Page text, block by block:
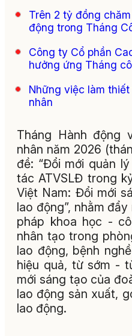
Trên 2 tỷ đồng
động trong Tháng
Công ty Cổ phần
hưởng ứng Tháng
Những việc làm
nhân
Tháng Hành động
nhân năm 2026
đề: “Đổi mới quản
tác ATVSLĐ trong
Việt Nam: Đổi mới
lao động”, nhằm
pháp khoa học -
nhân tạo trong
lao động, bệnh
hiệu quả, từ sớm -
mới sáng tạo của
lao động sản xuất,
lao động.